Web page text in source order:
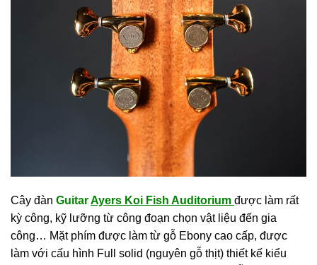
Cây đàn GuitarAyers Koi Fish Auditorium được làm rất
kỳ công, kỹ lưỡng từ công đoạn chọn vật liệu đến gia
công… Mặt phím được làm từ gỗ Ebony cao cấp, được
làm với cấu hình Full solid (nguyên gỗ thịt) thiết kế kiểu